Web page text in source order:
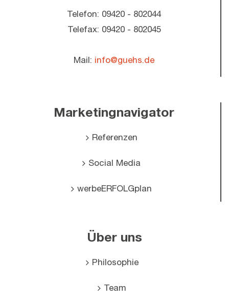
Telefon: 09420 - 802044
Telefax: 09420 - 802045
Mail: info@guehs.de
Marketingnavigator
Referenzen
Social Media
werbeERFOLGplan
Über uns
Philosophie
Team